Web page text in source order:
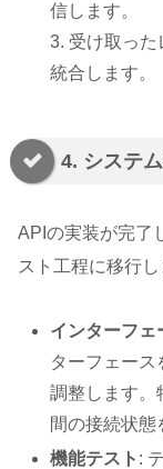
信します。
3. 受け取っ
統合します。
4. システ
APIの実装が完了
スト工程に移行し
インターフェ
ターフェース
調整します。
間の接続状態
機能テスト :